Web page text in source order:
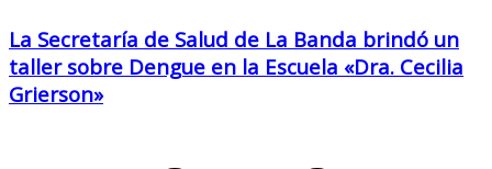
La Secretaría de Salud de La Banda brindó un
taller sobre Dengue en la Escuela «Dra. Cecilia
Grierson»